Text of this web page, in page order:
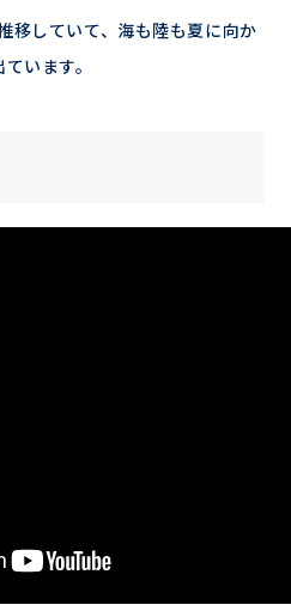
していて、海も陸も夏に向か
います。